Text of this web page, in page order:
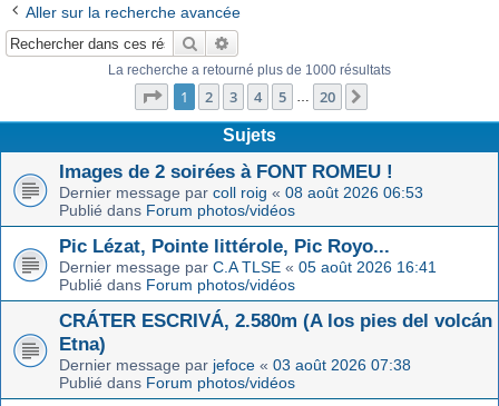
Aller sur la recherche avancée
Rechercher
La recherche a retourné plus de 1000 résultats
Page 1sur20
1 2 3 4 5 … 20
Sujets
Images de 2 soirées à FONT ROMEU !
Dernier message par coll roig « 08 août 2026 06:53
Publié dans Forum photos/vidéos
Pic Lézat, Pointe littérole, Pic Royo...
Dernier message par C.A TLSE « 05 août 2026 16:41
Publié dans Forum photos/vidéos
CRÁTER ESCRIVÁ, 2.580m (A los pies del volcán
Etna)
Dernier message par jefoce « 03 août 2026 07:38
Publié dans Forum photos/vidéos